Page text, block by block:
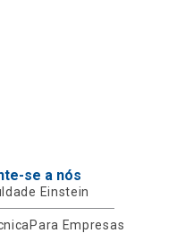
se a nós
Einstein
Para Empresas